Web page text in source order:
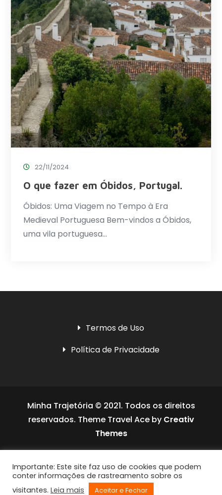
22/11/2024
O que fazer em Óbidos, Portugal.
Óbidos: Uma Viagem no Tempo à Era
Medieval Portuguesa Bem-vindos a Óbidos,
uma vila portuguesa…
Termos de Uso
Política de Privacidade
Minha Trajetória © 2021. Todos os direitos
reservados. Theme Travel Ace by Creativ
Themes
Importante: Este site faz uso de cookies que podem
conter informações de rastreamento sobre os
visitantes. Leia mais Aceitar e Fechar
UltimatelySocial